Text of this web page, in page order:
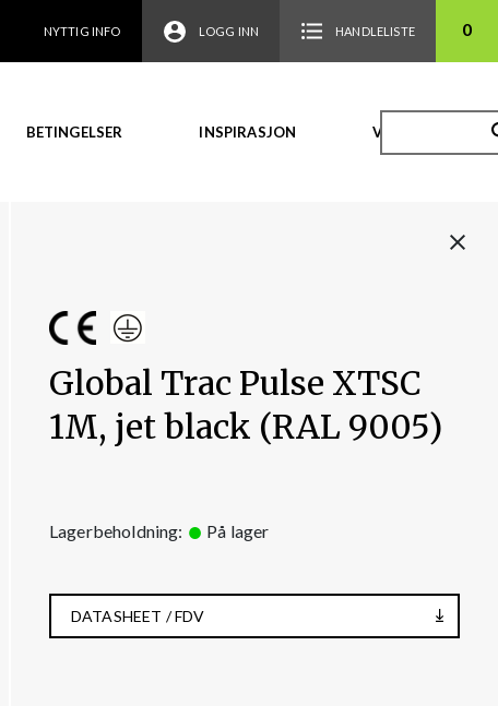
NYTTIG INFO LOGG INN HANDLELISTE 0
BETINGELSER INSPIRASJON VIDEO
Global Trac Pulse XTSC
1M, jet black (RAL 9005)
Lagerbeholdning: På lager
DATASHEET / FDV